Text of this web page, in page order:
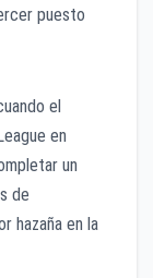
puesto
el
en
un
de
hazaña en la